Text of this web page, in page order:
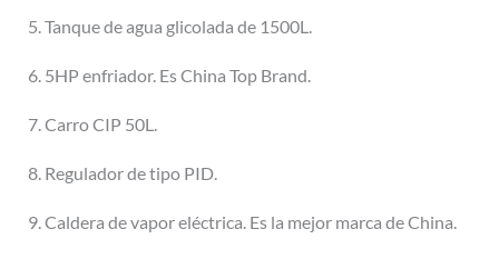
5. Tanque de agua glicolada de 1500L.
6. 5HP enfriador. Es China Top Brand.
7. Carro CIP 50L.
8. Regulador de tipo PID.
9. Caldera de vapor eléctrica. Es la mejor marca de China.